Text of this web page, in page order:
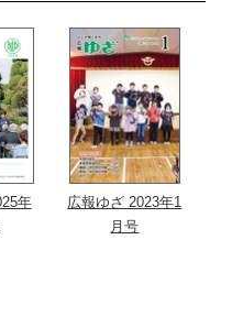
年
広報ゆざ 2023年1
月号